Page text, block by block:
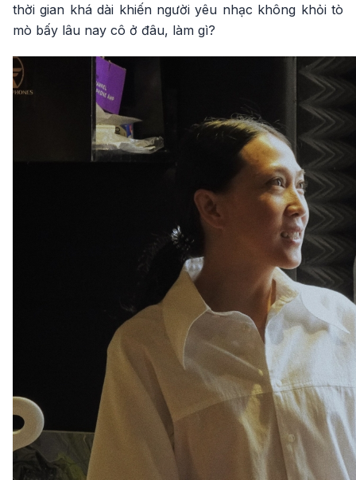
thời gian khá dài khiến người yêu nhạc không khỏi tò
mò bấy lâu nay cô ở đâu, làm gì?